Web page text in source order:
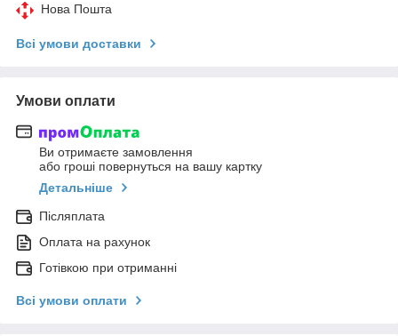
Нова Пошта
Всі умови доставки
Умови оплати
Ви отримаєте замовлення
або гроші повернуться на вашу картку
Детальніше
Післяплата
Оплата на рахунок
Готівкою при отриманні
Всі умови оплати